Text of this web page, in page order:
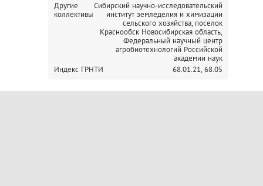
Другие
коллективы
Сибирский научно-исследовательский
институт земледелия и химизации
сельского хозяйства, поселок
Краснообск Новосибирская область,
Федеральный научный центр
агробиотехнологий Российской
академии наук
Индекс ГРНТИ
68.01.21, 68.05